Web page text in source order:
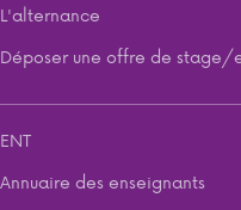
L'alternance
Déposer une offre de stage/
ENT
Annuaire des enseignants